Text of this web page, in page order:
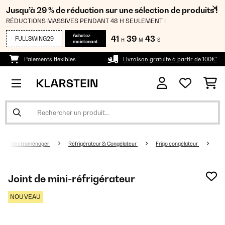
Jusqu’à 29 % de réduction sur une sélection de produits !
RÉDUCTIONS MASSIVES PENDANT 48 H SEULEMENT !
FULLSWING29
Achetez
maintenant
41 H 39 M 43 S
Paiements flexibles Livraison gratuite à partir de 100€*
Electroménager Réfrigérateur & Congélateur Frigo congélateur
Joint de mini-réfrigérateur
NOUVEAU